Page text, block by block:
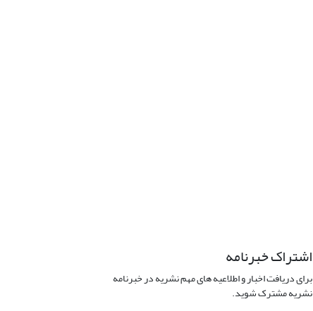
اشتراک خبرنامه
برای دریافت اخبار و اطلاعیه های مهم نشریه در خبرنامه
نشریه مشترک شوید.